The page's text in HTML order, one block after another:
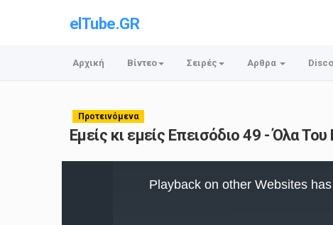
elTube.GR
Αρχική Βίντεο Σειρές Αρθρα
Προτεινόμενα
Εμείς κι εμείς Επεισόδιο 49 - Όλα
Playback on other Websites